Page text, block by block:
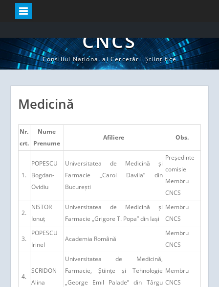
content
CNCS
Consiliul Național al Cercetării Științifice
Medicină
Nr.
crt.
Nume
Prenume
Afiliere Obs.
1.
POPESCU
Bogdan-
Ovidiu
Universitatea de Medicină și
Farmacie „Carol Davila” din
București
Președinte
comisie
Membru
CNCS
2.
NISTOR
Ionuț
Universitatea de Medicină și
Farmacie „Grigore T. Popa” din Iași
Membru
CNCS
3.
POPESCU
Irinel
Academia Română
Membru
CNCS
4.
SCRIDON
Alina
Universitatea de Medicină,
Farmacie, Științe și Tehnologie
„George Emil Palade” din Târgu
Membru
CNCS